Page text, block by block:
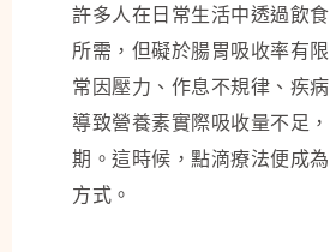
許多人在日常生活中透過飲
所需，但礙於腸胃吸收率有
常因壓力、作息不規律、疾
導致營養素實際吸收量不足
期。這時候，點滴療法便成
方式。